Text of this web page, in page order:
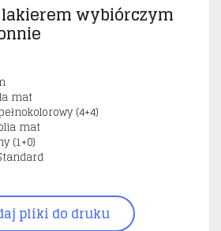
wybiórczym
mat
(4+4)
mat
(1+0)
pliki do druku